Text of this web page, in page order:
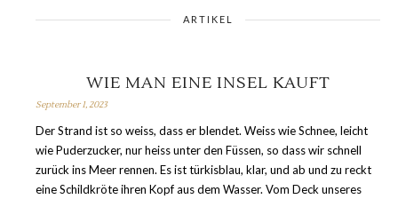
ARTIKEL
WIE MAN EINE INSEL KAUFT
September 1, 2023
Der Strand ist so weiss, dass er blendet. Weiss wie Schnee, leicht
wie Puderzucker, nur heiss unter den Füssen, so dass wir schnell
zurück ins Meer rennen. Es ist türkisblau, klar, und ab und zu reckt
eine Schildkröte ihren Kopf aus dem Wasser. Vom Deck unseres